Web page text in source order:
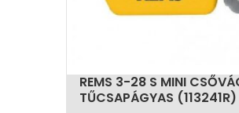
REMS 3-28 S MINI
TŰCSAPÁGYAS (113241R)